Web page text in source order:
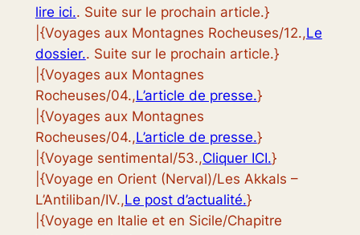
lire ici.. Suite sur le prochain article.}
|{Voyages aux Montagnes Rocheuses/12.,Le
dossier.. Suite sur le prochain article.}
|{Voyages aux Montagnes
Rocheuses/04.,L’article de presse.}
|{Voyages aux Montagnes
Rocheuses/04.,L’article de presse.}
|{Voyage sentimental/53.,Cliquer ICI.}
|{Voyage en Orient (Nerval)/Les Akkals –
L’Antiliban/IV.,Le post d’actualité.}
|{Voyage en Italie et en Sicile/Chapitre